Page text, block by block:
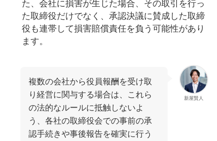
た、会社に損害が生じた場合、その取引を行っ
た取締役だけでなく、承認決議に賛成した取締
役も連帯して損害賠償責任を負う可能性があり
ます。
新屋賢人
複数の会社から役員報酬を受け取
り経営に関与する場合は、これら
の法的なルールに抵触しないよ
う、各社の取締役会での事前の承
認手続きや事後報告を確実に行う